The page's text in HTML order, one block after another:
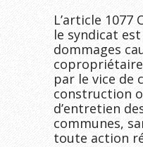
L’article 1077
le syndicat
dommages
par le vice de
construction
d’entretien
communes,
toute action